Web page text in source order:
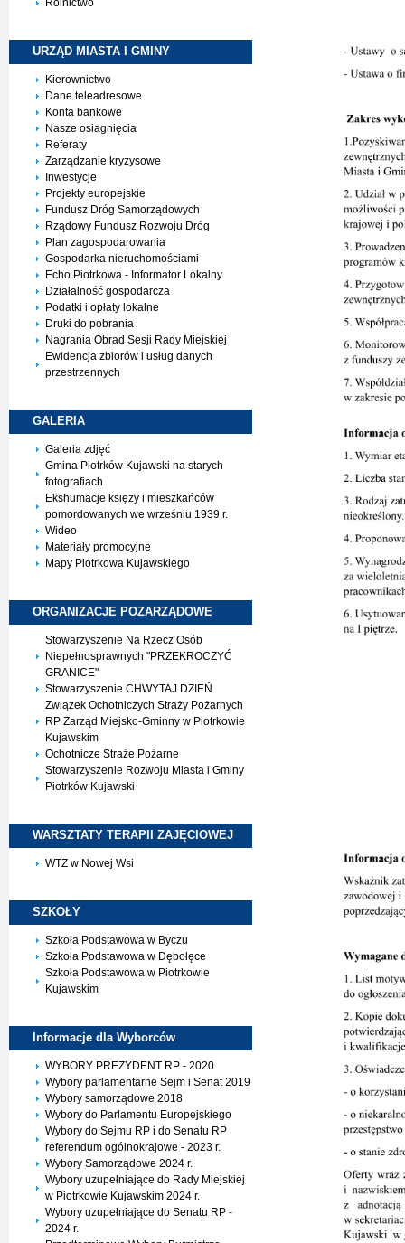
Rolnictwo
URZĄD MIASTA I GMINY
Kierownictwo
Dane teleadresowe
Konta bankowe
Nasze osiagnięcia
Referaty
Zarządzanie kryzysowe
Inwestycje
Projekty europejskie
Fundusz Dróg Samorządowych
Rządowy Fundusz Rozwoju Dróg
Plan zagospodarowania
Gospodarka nieruchomościami
Echo Piotrkowa - Informator Lokalny
Działalność gospodarcza
Podatki i opłaty lokalne
Druki do pobrania
Nagrania Obrad Sesji Rady Miejskiej
Ewidencja zbiorów i usług danych
przestrzennych
GALERIA
Galeria zdjęć
Gmina Piotrków Kujawski na starych
fotografiach
Ekshumacje księży i mieszkańców
pomordowanych we wrześniu 1939 r.
Wideo
Materiały promocyjne
Mapy Piotrkowa Kujawskiego
ORGANIZACJE POZARZĄDOWE
Stowarzyszenie Na Rzecz Osób
Niepełnosprawnych "PRZEKROCZYĆ
GRANICE"
Stowarzyszenie CHWYTAJ DZIEŃ
Związek Ochotniczych Straży Pożarnych
RP Zarząd Miejsko-Gminny w Piotrkowie
Kujawskim
Ochotnicze Straże Pożarne
Stowarzyszenie Rozwoju Miasta i Gminy
Piotrków Kujawski
WARSZTATY TERAPII ZAJĘCIOWEJ
WTZ w Nowej Wsi
SZKOŁY
Szkoła Podstawowa w Byczu
Szkoła Podstawowa w Dębołęce
Szkoła Podstawowa w Piotrkowie
Kujawskim
Informacje dla Wyborców
WYBORY PREZYDENT RP - 2020
Wybory parlamentarne Sejm i Senat 2019
Wybory samorządowe 2018
Wybory do Parlamentu Europejskiego
Wybory do Sejmu RP i do Senatu RP
referendum ogólnokrajowe - 2023 r.
Wybory Samorządowe 2024 r.
Wybory uzupełniające do Rady Miejskiej
w Piotrkowie Kujawskim 2024 r.
Wybory uzupełniające do Senatu RP -
2024 r.